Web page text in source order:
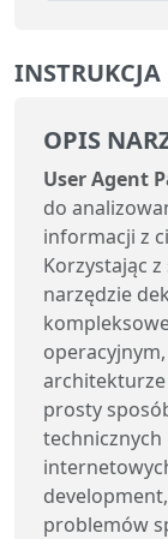
INSTRUKCJA
OPIS
User Agent
do
informacji z
Korzystając
narzędzie
architekturze
prosty
problemów